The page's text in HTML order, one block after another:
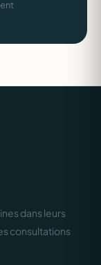
dans leurs
consultations